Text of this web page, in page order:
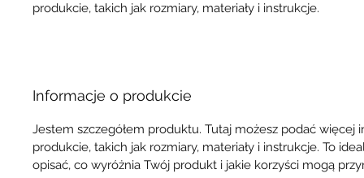
produkcie, takich jak rozmiary, materiały i instrukcje.
Informacje o produkcie
Jestem szczegółem produktu. Tutaj możesz podać więcej
produkcie, takich jak rozmiary, materiały i instrukcje. To
opisać, co wyróżnia Twój produkt i jakie korzyści mogą